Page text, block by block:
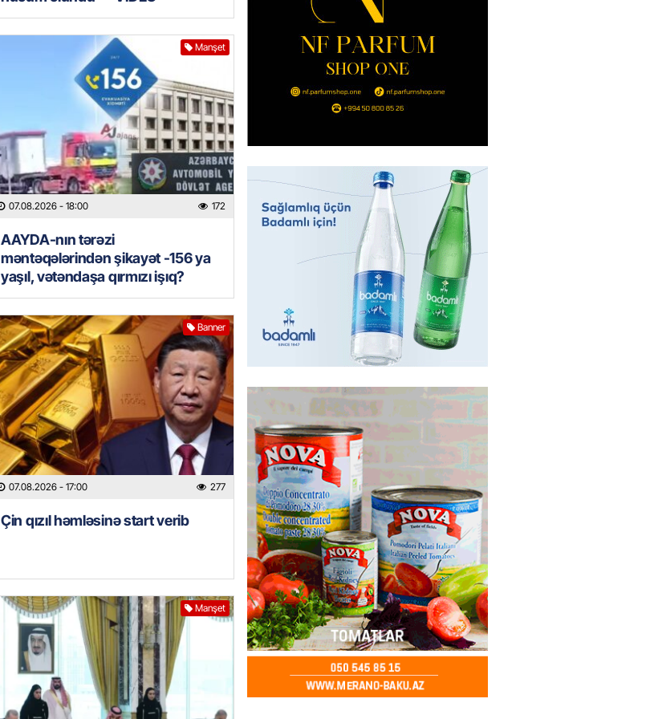
Manşet
07.08.2026 - 18:00 172
AAYDA-nın tərəzi
məntəqələrindən şikayət -156 ya
yaşıl, vətəndaşa qırmızı işıq?
Banner
07.08.2026 - 17:00 277
Çin qızıl həmləsinə start verib
Manşet
“Birgə Strateji Müdafiə Sazişi”nin
əhəmiyyəti nədir? -ŞƏRH
07.08.2026- 16:30
“Liverpul”da oynamaq istəyir
- 16:15 260
Tovuzda qadın qətlə yetirildi – Şübhəli
245
GÜNDƏM
Türkiyədə 37,6 milyon, Rusiyada 16,7
milyon – Azərbaycanlıların yemək
xərcləri
- 15:45
GÜNDƏM
Malayziyada yeni səfirimiz kimdir? –
Dosye
07.08.2026- 15:30 171
MANŞET
Türkiyə, Səudiyyə Ərəbistanı və
Pakistan arasında Məkkə müdafiə
sazişi imzalanıb
07.08.2026- 15:15 149
Tramp Ukraynaya bu silahı verməkdən
imtina etdi: ABŞ-ın özünün bu raketlərə